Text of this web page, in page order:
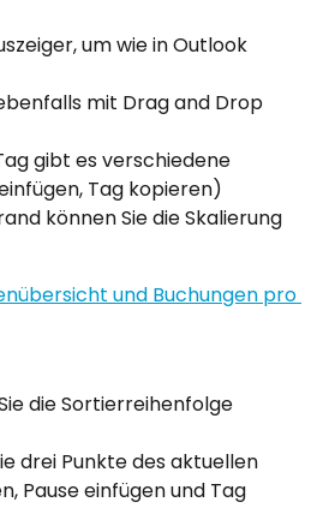
um wie in Outlook
mit Drag and Drop
gibt es verschiedene
Tag kopieren)
können Sie die Skalierung
die Sortierreihenfolge
drei Punkte des aktuellen
Pause einfügen und Tag